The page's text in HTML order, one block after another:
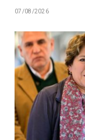
07/08/2026